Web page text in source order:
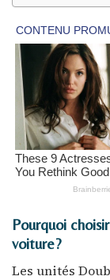
Pourquoi
voiture?
Les unités